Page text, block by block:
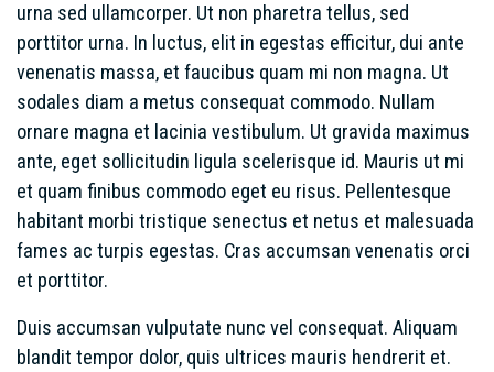
urna sed ullamcorper. Ut non pharetra tellus, sed
porttitor urna. In luctus, elit in egestas efficitur, dui ante
venenatis massa, et faucibus quam mi non magna. Ut
sodales diam a metus consequat commodo. Nullam
ornare magna et lacinia vestibulum. Ut gravida maximus
ante, eget sollicitudin ligula scelerisque id. Mauris ut mi
et quam finibus commodo eget eu risus. Pellentesque
habitant morbi tristique senectus et netus et malesuada
fames ac turpis egestas. Cras accumsan venenatis orci
et porttitor.
Duis accumsan vulputate nunc vel consequat. Aliquam
blandit tempor dolor, quis ultrices mauris hendrerit et.